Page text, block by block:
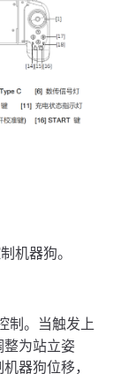
机器狗。
制。当触发上
为站立姿
器狗位移，